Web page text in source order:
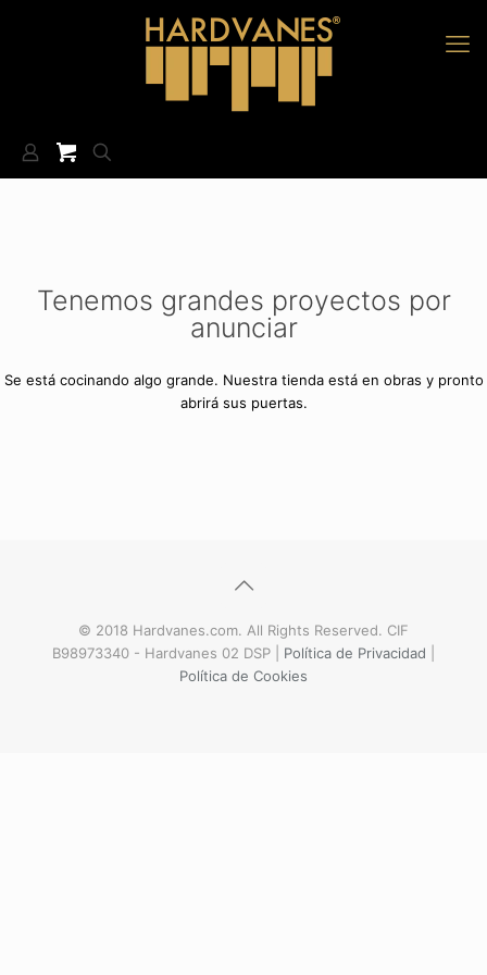
Tenemos grandes proyectos por
anunciar
Se está cocinando algo grande. Nuestra tienda está en obras y pronto
abrirá sus puertas.
© 2018 Hardvanes.com. All Rights Reserved. CIF
B98973340 - Hardvanes 02 DSP | Política de Privacidad
Política de Cookies